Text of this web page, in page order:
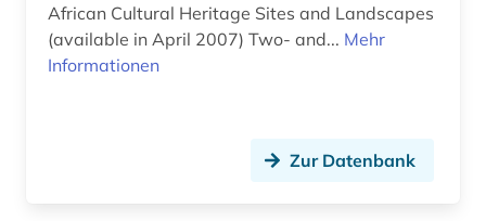
elektrophorese (2)
African Cultural Heritage Sites and Landscapes
(available in April 2007) Two- and... Mehr
Informationen
Zur Datenbank